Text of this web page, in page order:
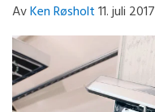
AvKen Røsholt11. juli 2017